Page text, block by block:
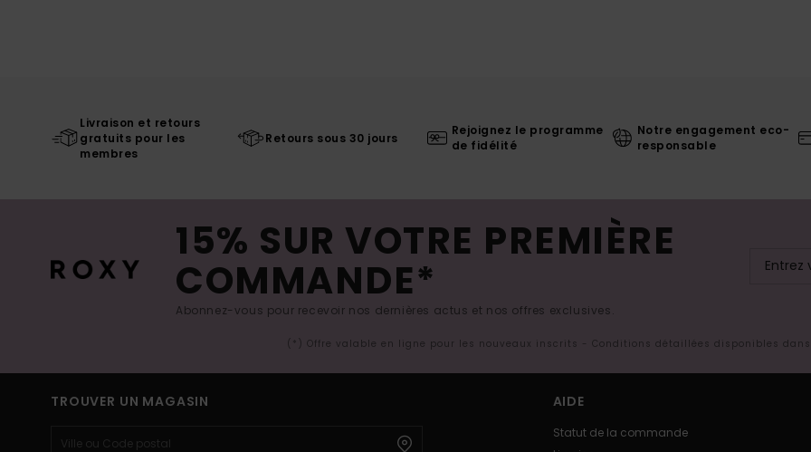
Livraison et retours
gratuits pour les
membres
Retours sous 30 jours
Rejoignez le programme
de fidélité
Notre engagement eco-
responsable
15% SUR VOTRE PREMIÈRE
COMMANDE*
Abonnez-vous pour recevoir nos dernières actus et nos offres exclusives.
(*) Offre valable en ligne pour les nouveaux inscrits - Conditions détaillées disponibles
TROUVER UN MAGASIN AIDE
Statut de la commande